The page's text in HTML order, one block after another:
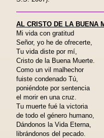
AL CRISTO DE LA BUENA
Mi vida con gratitud
Señor, yo he de ofrecerte,
Tu vida diste por mí,
Cristo de la Buena Muerte.
Como un vil malhechor
fuiste condenado Tú,
poniéndote por sentencia
el morir en una cruz.
Tu muerte fué la victoria
de todo el género humano,
Dándonos la Vida Eterna,
librándonos del pecado.